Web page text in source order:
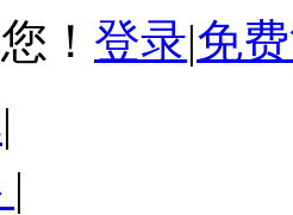
！ 登录|免
|
|